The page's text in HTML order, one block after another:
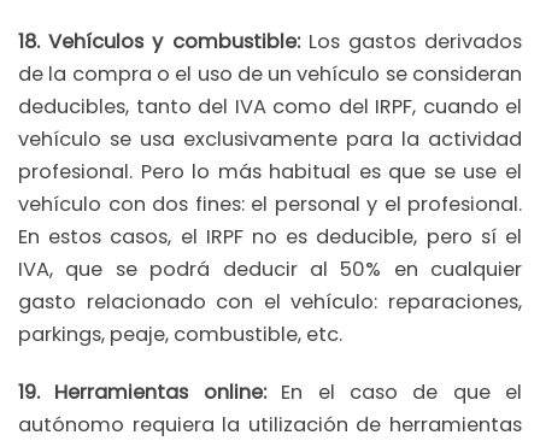
18. Vehículos y combustible:Los gastos derivados
de la compra o el uso de un vehículo se consideran
deducibles, tanto del IVA como del IRPF, cuando el
vehículo se usa exclusivamente para la actividad
profesional. Pero lo más habitual es que se use el
vehículo con dos fines: el personal y el profesional.
En estos casos, el IRPF no es deducible, pero sí el
IVA, que se podrá deducir al 50% en cualquier
gasto relacionado con el vehículo: reparaciones,
parkings, peaje, combustible, etc.
19. Herramientas online:En el caso de que el
autónomo requiera la utilización de herramientas